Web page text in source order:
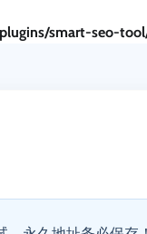
smart-seo-